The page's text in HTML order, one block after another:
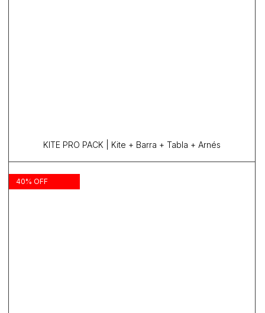
KITE PRO PACK | Kite + Barra + Tabla + Arnés
40% OFF